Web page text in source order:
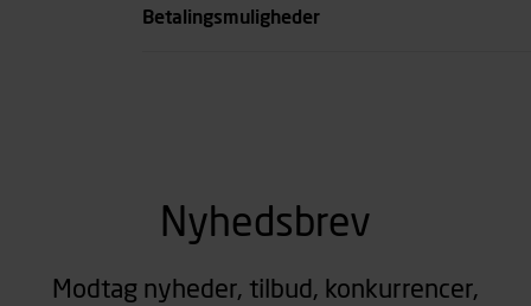
Betalingsmuligheder
Nyhedsbrev
Modtag nyheder, tilbud, konkurrencer,